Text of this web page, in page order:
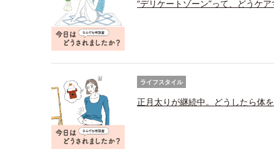
“デリケートゾーン”って、どうケ
ライフスタイル
正月太りが継続中。どうしたら体